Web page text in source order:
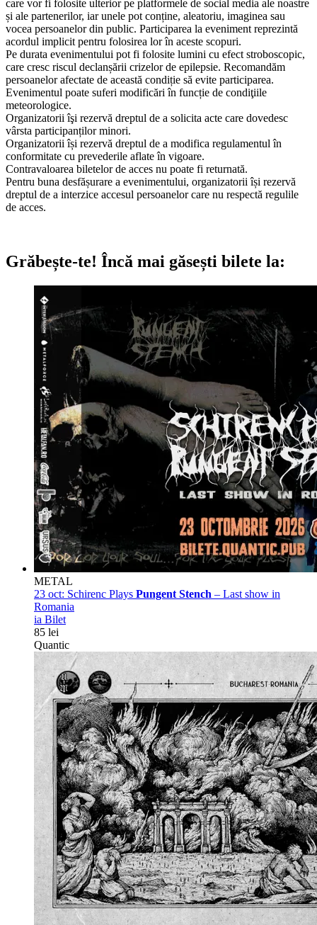
care vor fi folosite ulterior pe platformele de social media ale noastre
și ale partenerilor, iar unele pot conține, aleatoriu, imaginea sau
vocea persoanelor din public. Participarea la eveniment reprezintă
acordul implicit pentru folosirea lor în aceste scopuri.
Pe durata evenimentului pot fi folosite lumini cu efect stroboscopic,
care cresc riscul declanșării crizelor de epilepsie. Recomandăm
persoanelor afectate de această condiție să evite participarea.
Evenimentul poate suferi modificări în funcție de condiţiile
meteorologice.
Organizatorii îşi rezervă dreptul de a solicita acte care dovedesc
vârsta participanților minori.
Organizatorii își rezervă dreptul de a modifica regulamentul în
conformitate cu prevederile aflate în vigoare.
Contravaloarea biletelor de acces nu poate fi returnată.
Pentru buna desfășurare a evenimentului, organizatorii își rezervă
dreptul de a interzice accesul persoanelor care nu respectă regulile
de acces.
Grăbește-te! Încă mai găsești bilete la:
METAL
23 oct: Schirenc Plays Pungent Stench – Last show in
Romania
ia Bilet
85 lei
Quantic